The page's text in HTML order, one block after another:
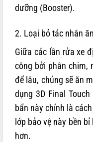
dưỡng (Booster).
2. Loại bỏ tác nhân
Giữa các lần rửa xe
công bởi phân chim,
để lâu, chúng sẽ ăn
dụng 3D Final
bẩn này chính là
lớp bảo vệ này bền
hơn.